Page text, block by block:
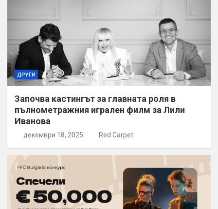
ДРУГИ
Започва кастингът за главната роля в
пълнометражния игрален филм за Лили
Иванова
декември 18, 2025 Red Carpet